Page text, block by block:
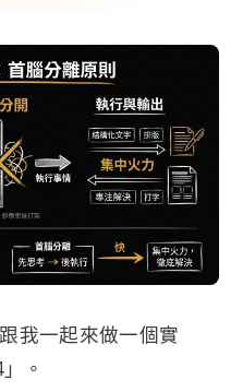
我一起來做一個實
。